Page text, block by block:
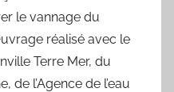
le vannage du
réalisé avec le
Terre Mer, du
de l’Agence de l’eau